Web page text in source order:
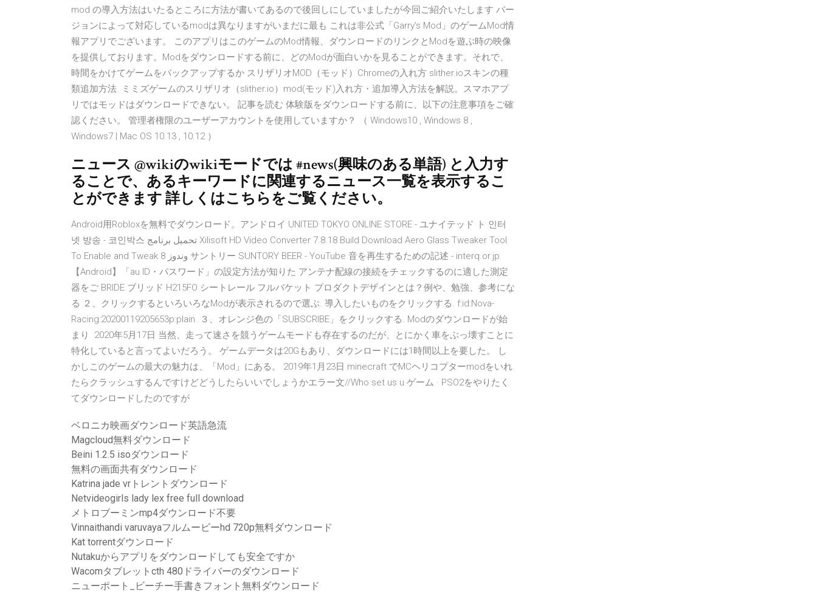
mod の導入方法はいたるところに方法が書いてあるので後回しにしていましたが今回ご紹介いたします バー
ジョンによって対応しているmodは異なりますがいまだに最も ‎これは非公式「Garry’s Mod」のゲームMod情
報アプリでございます。 このアプリはこのゲームのMod情報、ダウンロードのリンクとModを遊ぶ時の映像
を提供しております。Modをダウンロードする前に、どのModが面白いかを見ることができます。それで、
時間をかけてゲームをバックアップするか スリザリオMOD（モッド）Chromeの入れ方 slither.ioスキンの種
類追加方法. ミミズゲームのスリザリオ（slither.io）mod(モッド)入れ方・追加導入方法を解説。スマホアプ
リではモッドはダウンロードできない。 記事を読む 体験版をダウンロードする前に、以下の注意事項をご確
認ください。 管理者権限のユーザーアカウントを使用していますか？ （ Windows10 , Windows 8 ,
Windows7 | Mac OS 10.13 , 10.12 ）
ニュース @wikiのwikiモードでは #news(興味のある単語) と入力す
ることで、あるキーワードに関連するニュース一覧を表示するこ
とができます 詳しくはこちらをご覧ください。
Android用Robloxを無料でダウンロード。アンドロイ UNITED TOKYO ONLINE STORE - ユナイテッド ト 인터
넷 방송 - 코인박스 تحميل برنامج Xilisoft HD Video Converter 7.8.18 Build Download Aero Glass Tweaker Tool
To Enable and Tweak وندوز 8 サントリー SUNTORY BEER - YouTube 音を再生するための記述 - interq.or.jp
【Android】「au ID・パスワード」の設定方法が知りた アンテナ配線の接続をチェックするのに適した測定
器をご BRIDE ブリッド H215FO シートレール フルバケット プロダクトデザインとは？例や、勉強、参考にな
る ２、クリックするといろいろなModが表示されるので選ぶ. 導入したいものをクリックする. f:id:Nova-
Racing:20200119205653p:plain. ３、オレンジ色の「SUBSCRIBE」をクリックする. Modのダウンロードが始
まり 2020年5月17日 当然、走って速さを競うゲームモードも存在するのだが、とにかく車をぶっ壊すことに
特化していると言ってよいだろう。 ゲームデータは20Gもあり、ダウンロードには1時間以上を要した。 し
かしこのゲームの最大の魅力は、「Mod」にある。 2019年1月23日 minecraft でMCヘリコプターmodをいれ
たらクラッシュするんですけどどうしたらいいでしょうかエラー文//Who set us u ゲーム · PSO2をやりたく
てダウンロードしたのですが
ベロニカ映画ダウンロード英語急流
Magcloud無料ダウンロード
Beini 1.2.5 isoダウンロード
無料の画面共有ダウンロード
Katrina jade vrトレントダウンロード
Netvideogirls lady lex free full download
メトロブーミンmp4ダウンロード不要
Vinnaithandi varuvayaフルムービーhd 720p無料ダウンロード
Kat torrentダウンロード
Nutakuからアプリをダウンロードしても安全ですか
Wacomタブレットcth 480ドライバーのダウンロード
ニューポート_ビーチー手書きフォント無料ダウンロード